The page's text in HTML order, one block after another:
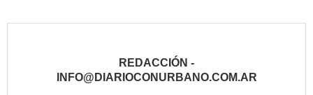
REDACCIÓN -
INFO@DIARIOCONURBANO.COM.AR